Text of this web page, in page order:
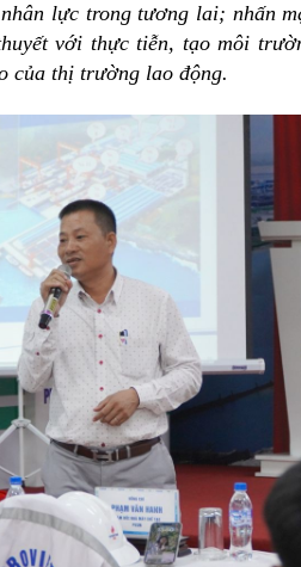
lực trong tương lai; nhấn
với thực tiễn, tạo môi
của thị trường lao động.